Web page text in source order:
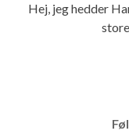
Hej, jeg hedder